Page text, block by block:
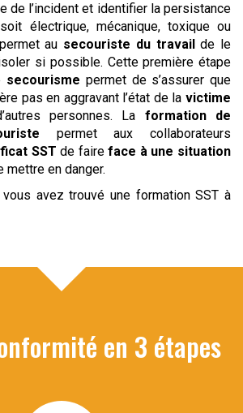
de l’incident et identifier la persistance
soit électrique, mécanique, toxique ou
au secouriste du travailde le
si possible. Cette première étape
secourisme permet de s’assurer que
pas en aggravant l’état de la victime
personnes. La formation de
permet aux collaborateurs
SST de faireface à une situation
mettre en danger.
avez trouvé une formation SST à
en 3 étapes